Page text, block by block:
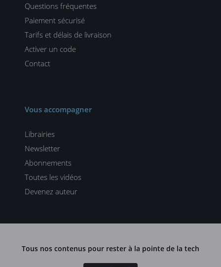
Questions fréquentes
Paiement sécurisé
Tarifs et délais de livraison
Activer un code
Contact
Vous accompagner
Librairies
Newsletter
Abonnements
Toutes les vidéos
Devenez auteur
Tous nos contenus pour rester à la pointe de la tech